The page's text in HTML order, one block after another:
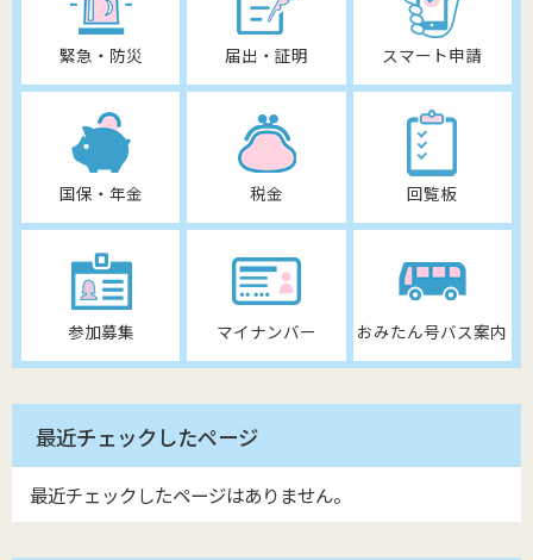
緊急・防災 届出・証明 スマート申請
国保・年金 税金 回覧板
参加募集 マイナンバー おみたん号バス案内
最近チェックしたページ
最近チェックしたページはありません。